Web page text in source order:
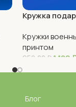
Кружка
Кружки
принтом
950,00 ₽ 1 180
В Корзину
Блог